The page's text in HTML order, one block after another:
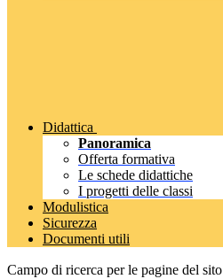
Didattica
Panoramica
Offerta formativa
Le schede didattiche
I progetti delle classi
Modulistica
Sicurezza
Documenti utili
Campo di ricerca per le pagine del sito